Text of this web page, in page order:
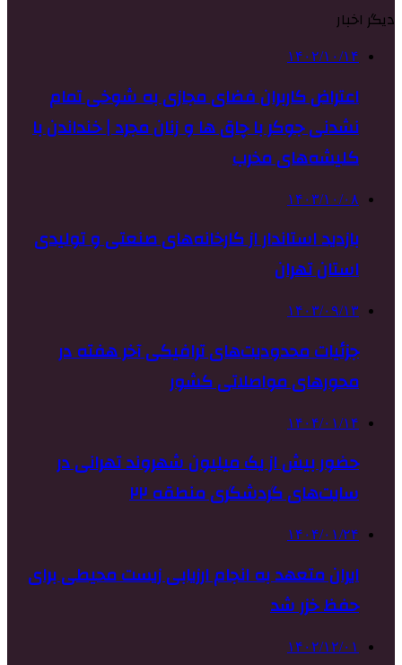
دیگر اخبار
۱۴۰۲/۱۰/۱۴
اعتراض کاربران فضای مجازی به شوخی تمام
نشدنی جوکر با چاق ها و زنان مجرد | خنداندن با
کلیشه‌های مخرب
۱۴۰۳/۱۰/۰۸
بازدید استاندار از کارخانه‌های صنعتی و تولیدی
استان تهران
۱۴۰۳/۰۹/۱۳
جزئیات محدودیت‌های ترافیکی آخر هفته در
محورهای مواصلاتی کشور
۱۴۰۴/۰۱/۱۴
حضور بیش از یک میلیون شهروند تهرانی در
سایت‌های گردشگری منطقه ۲۲
۱۴۰۴/۰۱/۲۴
ایران متعهد به انجام ارزیابی زیست محیطی برای
حفظ خزر شد
۱۴۰۲/۱۲/۰۱